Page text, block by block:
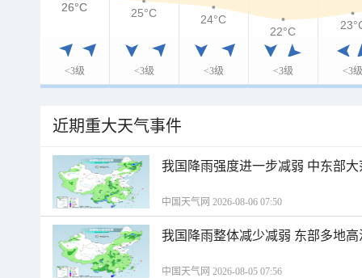
<3级 <3级 <3级 <3级 <3级
26°C
26°C 25°C
24°C
22°C
近期重大天气事件
我国降雨强度进一步减弱 中东部
中国天气网 2026-08-06 07:50
我国降雨整体减少减弱 东部多地
中国天气网 2026-08-05 07:56